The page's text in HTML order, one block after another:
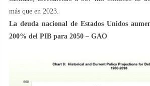
más que en 2023.
La deuda nacional de Estados Unidos
200% del PIB para 2050 – GAO